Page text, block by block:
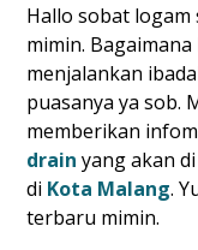
Hallo sobat logam
mimin.
menjalankan
puasanya ya sob.
memberikan
drain yang akan
di Kota Malang.
terbaru mimin.